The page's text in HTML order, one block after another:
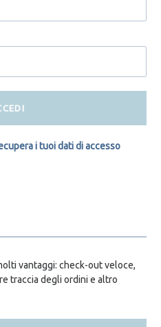
i tuoi dati di accesso
vantaggi: check-out veloce,
traccia degli ordini e altro